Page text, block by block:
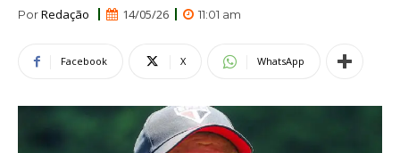
PorRedação 14/05/26 11:01 am
Facebook X WhatsApp